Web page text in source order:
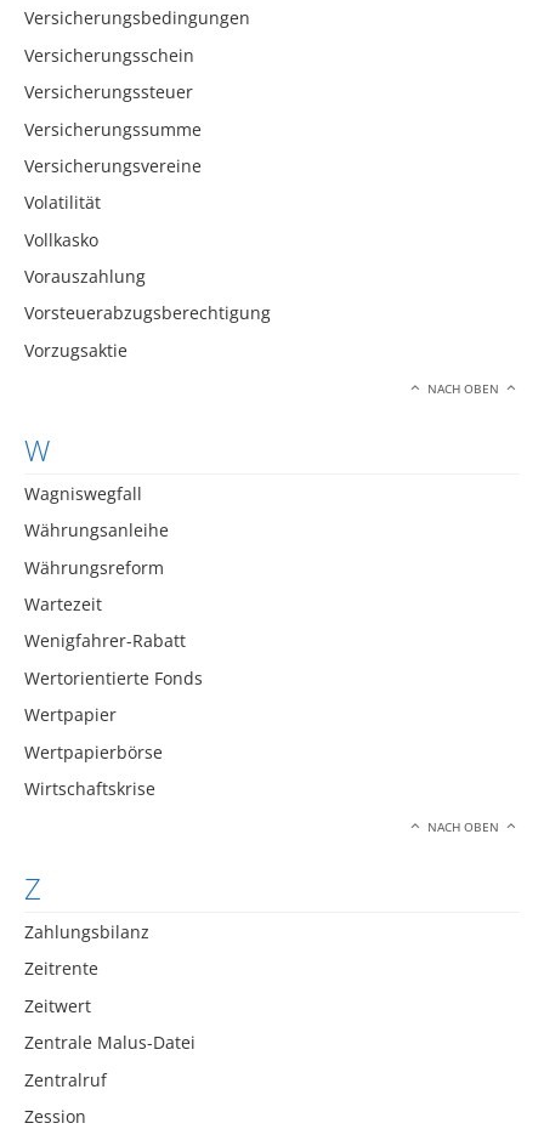
Versicherungsbedingungen
Versicherungsschein
Versicherungssteuer
Versicherungssumme
Versicherungsvereine
Volatilität
Vollkasko
Vorauszahlung
Vorsteuerabzugsberechtigung
Vorzugsaktie
NACH OBEN
W
Wagniswegfall
Währungsanleihe
Währungsreform
Wartezeit
Wenigfahrer-Rabatt
Wertorientierte Fonds
Wertpapier
Wertpapierbörse
Wirtschaftskrise
NACH OBEN
Z
Zahlungsbilanz
Zeitrente
Zeitwert
Zentrale Malus-Datei
Zentralruf
Zession